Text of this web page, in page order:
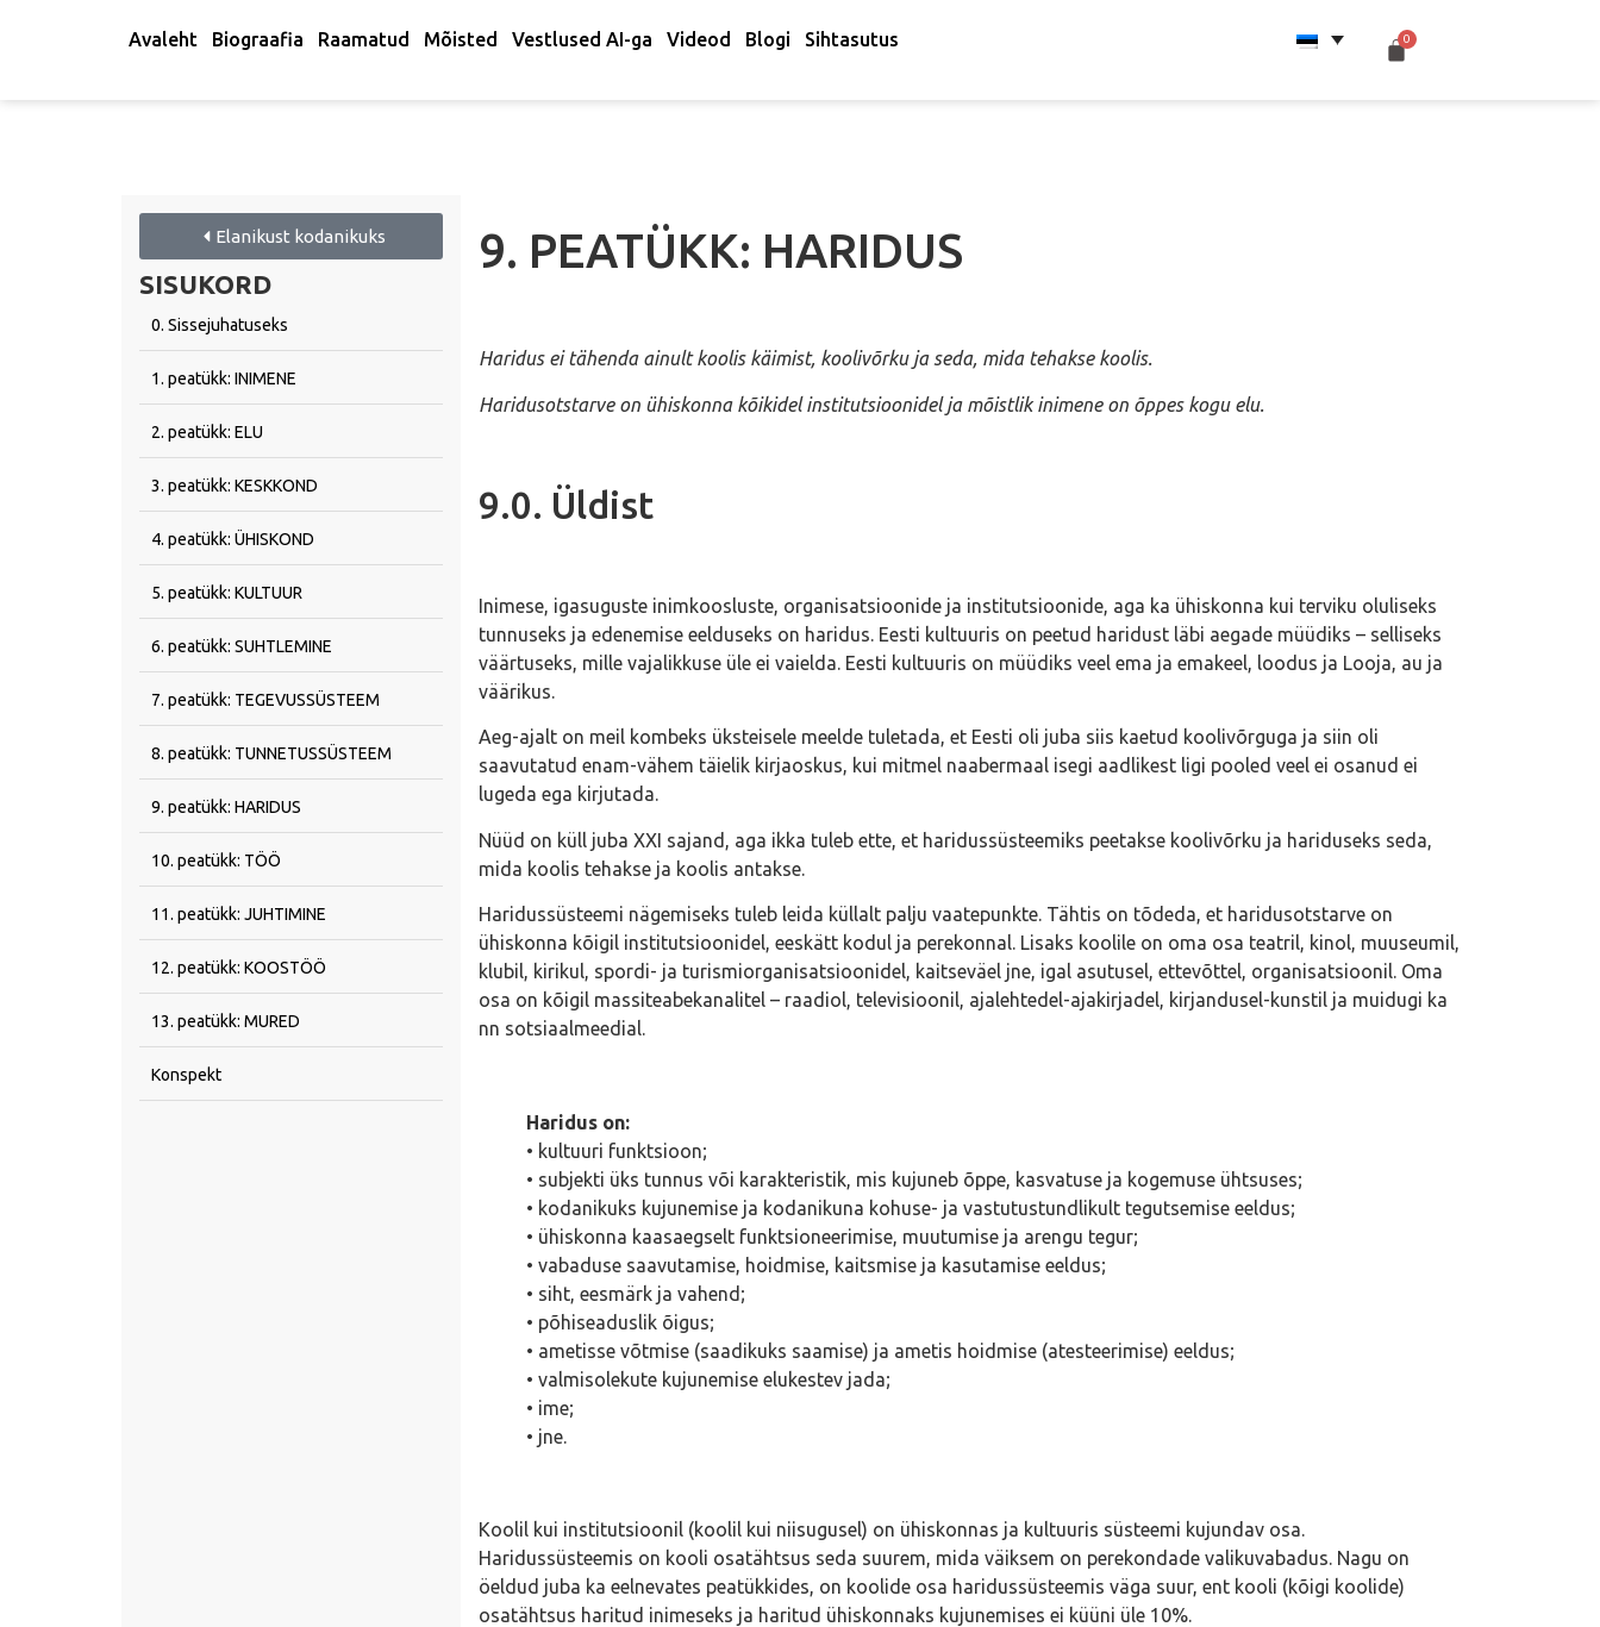
Avaleht Biograafia Raamatud Mõisted Vestlused AI-ga Videod Blogi Sihtasutus
Elanikust kodanikuks
SISUKORD
0. Sissejuhatuseks
1. peatükk: INIMENE
2. peatükk: ELU
3. peatükk: KESKKOND
4. peatükk: ÜHISKOND
5. peatükk: KULTUUR
6. peatükk: SUHTLEMINE
7. peatükk: TEGEVUSSÜSTEEM
8. peatükk: TUNNETUSSÜSTEEM
9. peatükk: HARIDUS
10. peatükk: TÖÖ
11. peatükk: JUHTIMINE
12. peatükk: KOOSTÖÖ
13. peatükk: MURED
Konspekt
9. PEATÜKK: HARIDUS
Haridus ei tähenda ainult koolis käimist, koolivõrku ja seda, mida tehakse koolis.
Haridusotstarve on ühiskonna kõikidel institutsioonidel ja mõistlik inimene on õppes kogu elu.
9.0. Üldist
Inimese, igasuguste inimkoosluste, organisatsioonide ja institutsioonide, aga ka ühiskonna kui terviku oluliseks
tunnuseks ja edenemise eelduseks on haridus. Eesti kultuuris on peetud haridust läbi aegade müüdiks – selliseks
väärtuseks, mille vajalikkuse üle ei vaielda. Eesti kultuuris on müüdiks veel ema ja emakeel, loodus ja Looja, au ja
väärikus.
Aeg-ajalt on meil kombeks üksteisele meelde tuletada, et Eesti oli juba siis kaetud koolivõrguga ja siin oli
saavutatud enam-vähem täielik kirjaoskus, kui mitmel naabermaal isegi aadlikest ligi pooled veel ei osanud ei
lugeda ega kirjutada.
Nüüd on küll juba XXI sajand, aga ikka tuleb ette, et haridussüsteemiks peetakse koolivõrku ja hariduseks seda,
mida koolis tehakse ja koolis antakse.
Haridussüsteemi nägemiseks tuleb leida küllalt palju vaatepunkte. Tähtis on tõdeda, et haridusotstarve on
ühiskonna kõigil institutsioonidel, eeskätt kodul ja perekonnal. Lisaks koolile on oma osa teatril, kinol, muuseumil,
klubil, kirikul, spordi- ja turismiorganisatsioonidel, kaitseväel jne, igal asutusel, ettevõttel, organisatsioonil. Oma
osa on kõigil massiteabekanalitel – raadiol, televisioonil, ajalehtedel-ajakirjadel, kirjandusel-kunstil ja muidugi ka
nn sotsiaalmeedial.
Haridus on:
• kultuuri funktsioon;
• subjekti üks tunnus või karakteristik, mis kujuneb õppe, kasvatuse ja kogemuse ühtsuses;
• kodanikuks kujunemise ja kodanikuna kohuse- ja vastutustundlikult tegutsemise eeldus;
• ühiskonna kaasaegselt funktsioneerimise, muutumise ja arengu tegur;
• vabaduse saavutamise, hoidmise, kaitsmise ja kasutamise eeldus;
• siht, eesmärk ja vahend;
• põhiseaduslik õigus;
• ametisse võtmise (saadikuks saamise) ja ametis hoidmise (atesteerimise) eeldus;
• valmisolekute kujunemise elukestev jada;
• ime;
• jne.
Koolil kui institutsioonil (koolil kui niisugusel) on ühiskonnas ja kultuuris süsteemi kujundav osa.
Haridussüsteemis on kooli osatähtsus seda suurem, mida väiksem on perekondade valikuvabadus. Nagu on
öeldud juba ka eelnevates peatükkides, on koolide osa haridussüsteemis väga suur, ent kooli (kõigi koolide)
osatähtsus haritud inimeseks ja haritud ühiskonnaks kujunemises ei küüni üle 10%.